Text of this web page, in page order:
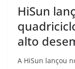
HiSun
alto
A HiSun lançou